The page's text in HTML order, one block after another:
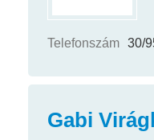
Telefonszám 30/
Gabi